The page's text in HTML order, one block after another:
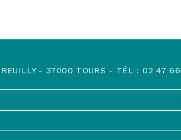
- 37000 TOURS - TÉL : 02 47